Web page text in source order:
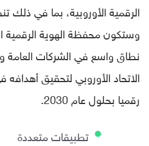
الرقمية الأوروبية، بما في ذلك
وستكون محفظة الهوية الرقمية
نطاق واسع في الشركات العامة
الاتحاد الأوروبي لتحقيق
رقميا بحلول عام 2030.
تطبيقات متعددة